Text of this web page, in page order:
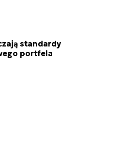
standardy
portfela